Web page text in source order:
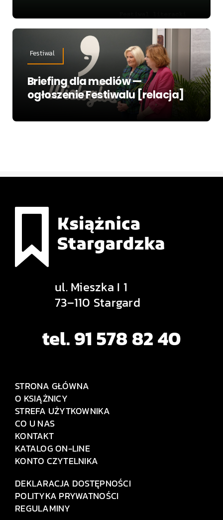
Festiwal
Briefing dla mediów —
ogłoszenie Festiwalu [relacja]
ul. Mieszka I 1
73–110 Stargard
tel. 91 578 82 40
STRONA GŁÓWNA
O KSIĄŻNICY
STREFA UŻYTKOWNIKA
CO U NAS
KONTAKT
KATALOG ON-LINE
KONTO CZYTELNIKA
DEKLARACJA DOSTĘPNOŚCI
POLITYKA PRYWATNOŚCI
REGULAMINY